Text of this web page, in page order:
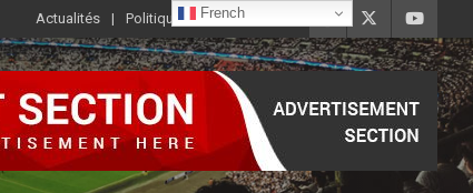
Actualités Politique de Confidentialité
French